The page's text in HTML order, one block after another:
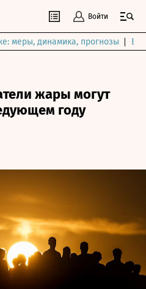
Войти
меры, динамика, прогнозы
жары могут
году